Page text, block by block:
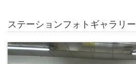
ステーションフォトギャラリー